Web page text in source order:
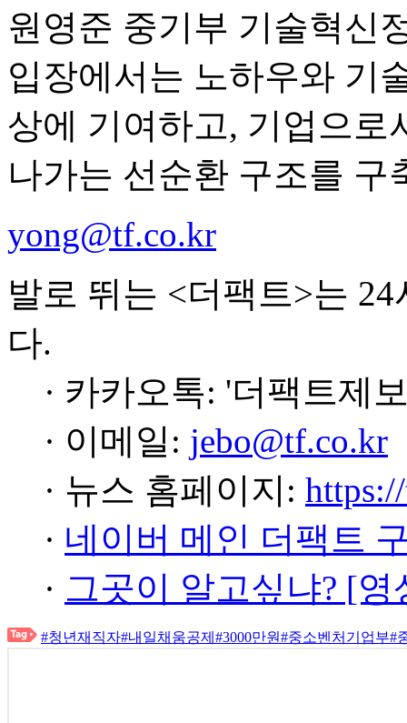
원영준 중기부 기술혁신
입장에서는 노하우와 기
상에 기여하고, 기업으로
나가는 선순환 구조를 구
yong@tf.co.kr
발로 뛰는 <더팩트>는
다.
· 카카오톡: '더팩트제
· 이메일: jebo@tf.co.kr
· 뉴스 홈페이지:
· 네이버 메인 더팩트
· 그곳이 알고싶냐? [
#청년재직자#내일채움공제 #3000만원#중소벤처기업부#